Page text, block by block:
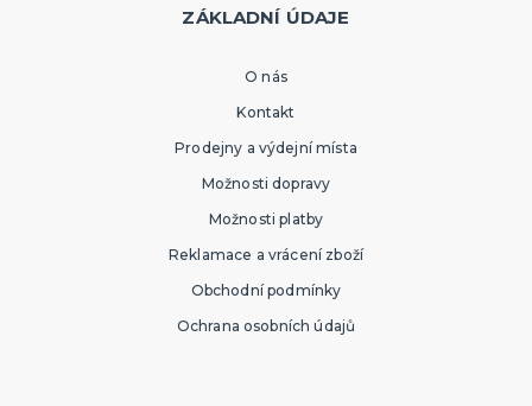
ZÁKLADNÍ ÚDAJE
O nás
Kontakt
Prodejny a výdejní místa
Možnosti dopravy
Možnosti platby
Reklamace a vrácení zboží
Obchodní podmínky
Ochrana osobních údajů